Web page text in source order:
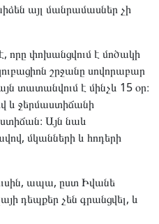
այլ մանրամասներ չի
որը փոխանցվում է մոծակի
շրջանը սովորաբար
տատանվում է մինչև 15 օր։
և ջերմաստիճանի
Այն նաև
մկանների և հոդերի
ապա, ըստ Իվանե
դեպքեր չեն գրանցվել, և